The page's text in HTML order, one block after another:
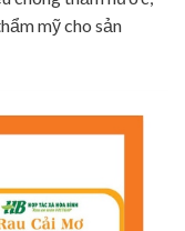
mỹ cho sản